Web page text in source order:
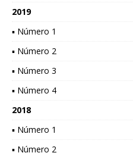
2019
▪ Número 1
▪ Número 2
▪ Número 3
▪ Número 4
2018
▪ Número 1
▪ Número 2